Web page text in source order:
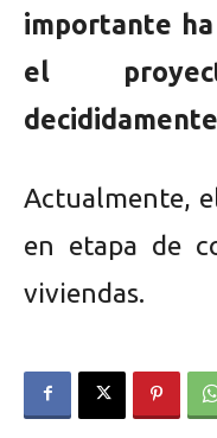
importante
el
Actualmente,
en etapa de
viviendas.